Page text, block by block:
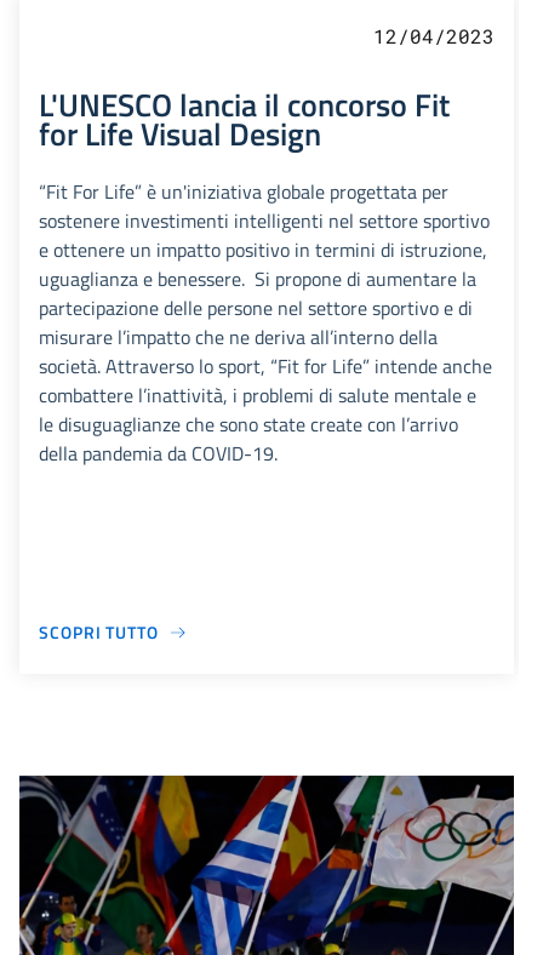
12/04/2023
L'UNESCO lancia il concorso Fit
for Life Visual Design
“Fit For Life” è un'iniziativa globale progettata per
sostenere investimenti intelligenti nel settore sportivo
e ottenere un impatto positivo in termini di istruzione,
uguaglianza e benessere. Si propone di aumentare la
partecipazione delle persone nel settore sportivo e di
misurare l’impatto che ne deriva all’interno della
società. Attraverso lo sport, “Fit for Life” intende anche
combattere l’inattività, i problemi di salute mentale e
le disuguaglianze che sono state create con l’arrivo
della pandemia da COVID-19.
SCOPRI TUTTO